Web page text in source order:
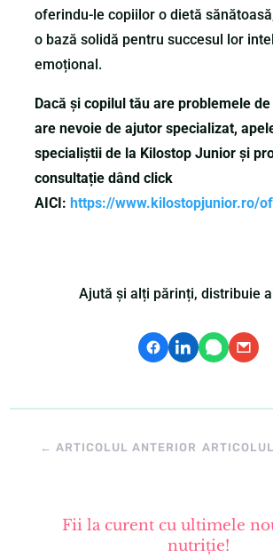
oferindu-le copiilor o dietă
o bază solidă pentru succesul lor
emoțional.
Dacă și copilul tău are problemele
are nevoie de ajutor specializat,
specialiștii de la Kilostop Junior și
consultație dând click
AICI: https://www.kilostopjunior.ro/
Ajută și alți părinți, distribuie
← ARTICOLUL ANTERIOR
Fii la curent cu ultimele
nutriție!